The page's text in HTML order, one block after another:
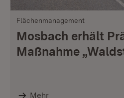
Flächenmanagement
Mosbach erhält
Maßnahme
Mehr